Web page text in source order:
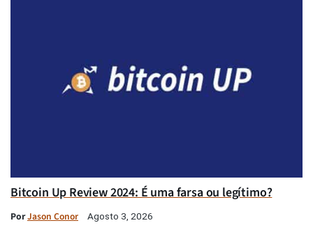
Bitcoin Up Review 2024: É uma farsa ou legítimo?
PorJason Conor Agosto 3, 2026